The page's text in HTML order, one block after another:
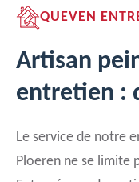
QUEVEN
Artisan
entretien :
Le service de notre
Ploeren ne se limite